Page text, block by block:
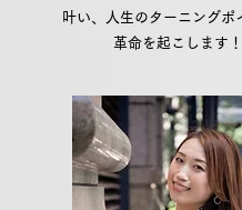
叶い、人生のターニングポ
革命を起こします！